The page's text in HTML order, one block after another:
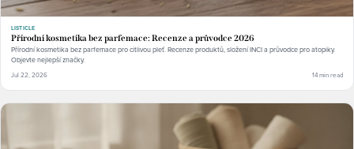
LISTICLE
Přírodní kosmetika bez parfemace: Recenze a průvodce 2026
Přírodní kosmetika bez parfemace pro citlivou pleť. Recenze produktů, složení INCI a průvodce pro atopiky.
Objevte nejlepší značky.
Jul 22, 2026 14 min read